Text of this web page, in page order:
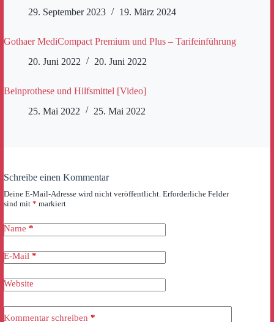
29. September 2023
19. März 2024
Gothaer MediCompact Premium und Plus – Tarifeinführung
20. Juni 2022
20. Juni 2022
Beinprothese und Hilfsmittel [Video]
25. Mai 2022
25. Mai 2022
Schreibe einen Kommentar
Deine E-Mail-Adresse wird nicht veröffentlicht. Erforderliche Felder
sind mit * markiert
Name *
E-Mail *
Website
Kommentar schreiben *